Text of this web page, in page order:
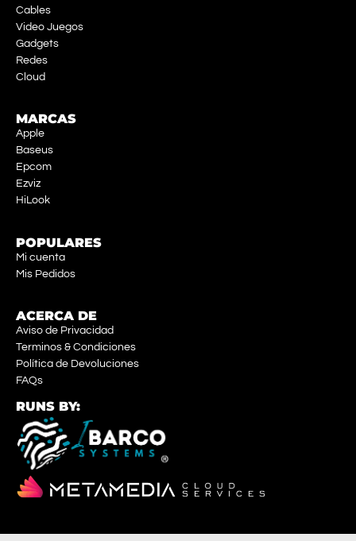
Cables
Video Juegos
Gadgets
Redes
Cloud
MARCAS
Apple
Baseus
Epcom
Ezviz
HiLook
POPULARES
Mi cuenta
Mis Pedidos
ACERCA DE
Aviso de Privacidad
Terminos & Condiciones
Política de Devoluciones
FAQs
RUNS BY: